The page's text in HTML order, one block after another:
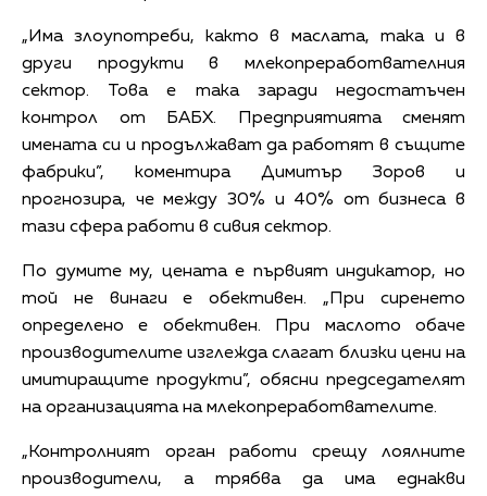
„Има злоупотреби, както в маслата, така и в
други продукти в млекопреработвателния
сектор. Това е така заради недостатъчен
контрол от БАБХ. Предприятията сменят
имената си и продължават да работят в същите
фабрики”, коментира Димитър Зоров и
прогнозира, че между 30% и 40% от бизнеса в
тази сфера работи в сивия сектор.
По думите му, цената е първият индикатор, но
той не винаги е обективен. „При сиренето
определено е обективен. При маслото обаче
производителите изглежда слагат близки цени на
имитиращите продукти”, обясни председателят
на организацията на млекопреработвателите.
„Контролният орган работи срещу лоялните
производители, а трябва да има еднакви